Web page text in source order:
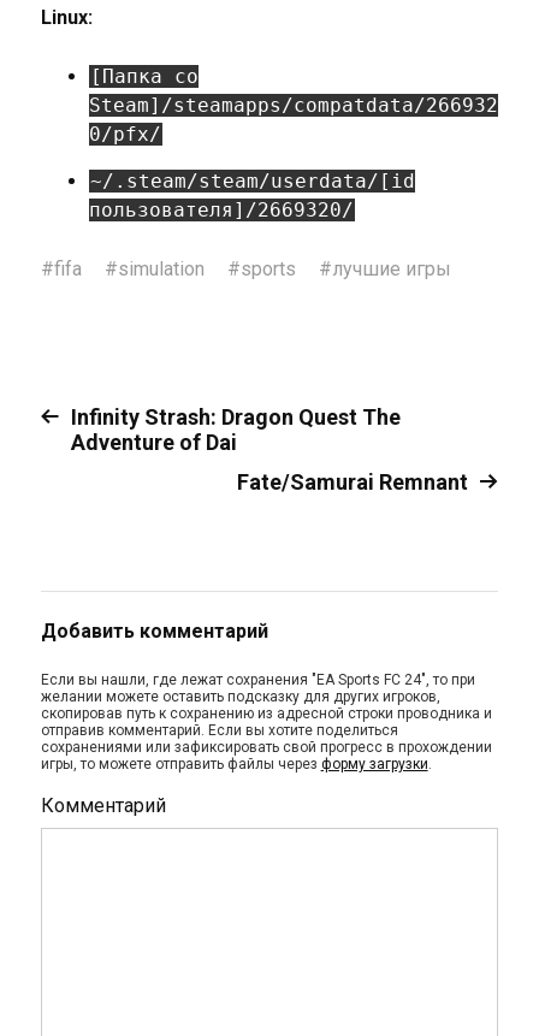
Linux:
[Папка со
Steam]/steamapps/compatdata/266932
0/pfx/
~/.steam/steam/userdata/[id
пользователя]/2669320/
#fifa #simulation #sports #лучшие игры
Infinity Strash: Dragon Quest The
Adventure of Dai
Fate/Samurai Remnant
Добавить комментарий
Если вы нашли, где лежат сохранения "EA Sports FC 24", то при
желании можете оставить подсказку для других игроков,
скопировав путь к сохранению из адресной строки проводника и
отправив комментарий. Если вы хотите поделиться
сохранениями или зафиксировать свой прогресс в прохождении
игры, то можете отправить файлы через форму загрузки.
Комментарий